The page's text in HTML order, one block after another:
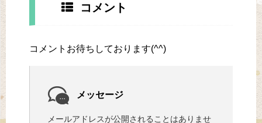
コメント
コメントお待ちしております(^^)
メッセージ
メールアドレスが公開されることはありませ